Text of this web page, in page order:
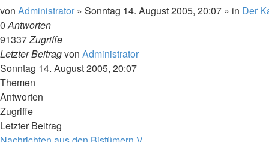
von Administrator » Sonntag 14. August 2005, 20:07 » in Der
0Antworten
91337Zugriffe
Letzter Beitragvon Administrator
Sonntag 14. August 2005, 20:07
Themen
Antworten
Zugriffe
Letzter Beitrag